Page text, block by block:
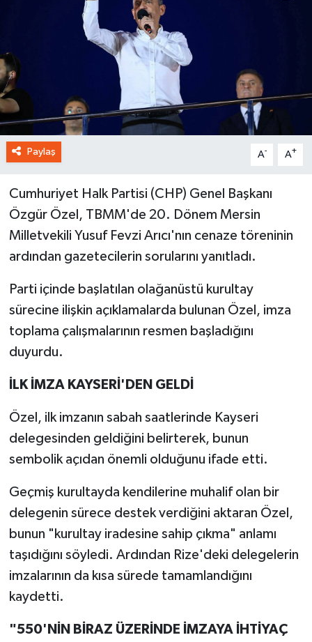
Paylaş A- A+
Cumhuriyet Halk Partisi (CHP) Genel Başkanı
Özgür Özel, TBMM'de 20. Dönem Mersin
Milletvekili Yusuf Fevzi Arıcı'nın cenaze töreninin
ardından gazetecilerin sorularını yanıtladı.
Parti içinde başlatılan olağanüstü kurultay
sürecine ilişkin açıklamalarda bulunan Özel, imza
toplama çalışmalarının resmen başladığını
duyurdu.
İLK İMZA KAYSERİ'DEN GELDİ
Özel, ilk imzanın sabah saatlerinde Kayseri
delegesinden geldiğini belirterek, bunun
sembolik açıdan önemli olduğunu ifade etti.
Geçmiş kurultayda kendilerine muhalif olan bir
delegenin sürece destek verdiğini aktaran Özel,
bunun "kurultay iradesine sahip çıkma" anlamı
taşıdığını söyledi. Ardından Rize'deki delegelerin
imzalarının da kısa sürede tamamlandığını
kaydetti.
"550'NİN BİRAZ ÜZERİNDE İMZAYA İHTİYAÇ